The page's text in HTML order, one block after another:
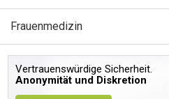
Frauenmedizin
Vertrauenswürdige Sicherheit.
Anonymität und Diskretion